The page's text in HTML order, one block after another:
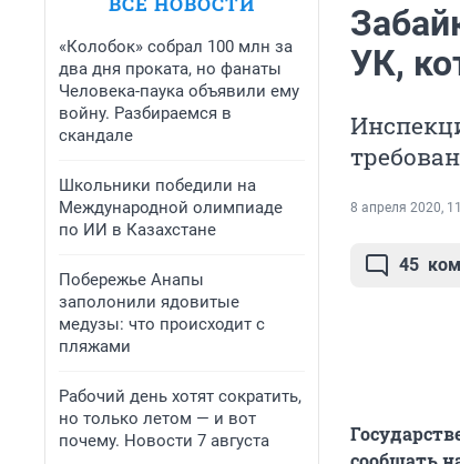
«Колобок» собрал 100 млн за
два дня проката, но фанаты
Человека-паука объявили ему
войну. Разбираемся в
скандале
Школьники победили на
Международной олимпиаде
по ИИ в Казахстане
Побережье Анапы
заполонили ядовитые
медузы: что происходит с
пляжами
Рабочий день хотят сократить,
но только летом — и вот
почему. Новости 7 августа
УК,
8 апреля 2020,
45